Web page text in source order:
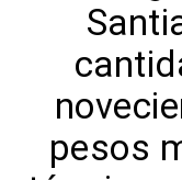
pesos